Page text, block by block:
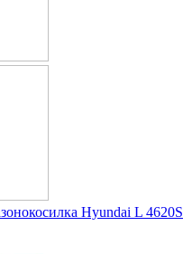
Hyundai L 4620S